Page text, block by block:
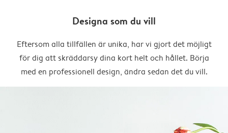
Designa som du vill
Eftersom alla tillfällen är unika, har vi gjort det möjligt
för dig att skräddarsy dina kort helt och hållet. Börja
med en professionell design, ändra sedan det du vill.